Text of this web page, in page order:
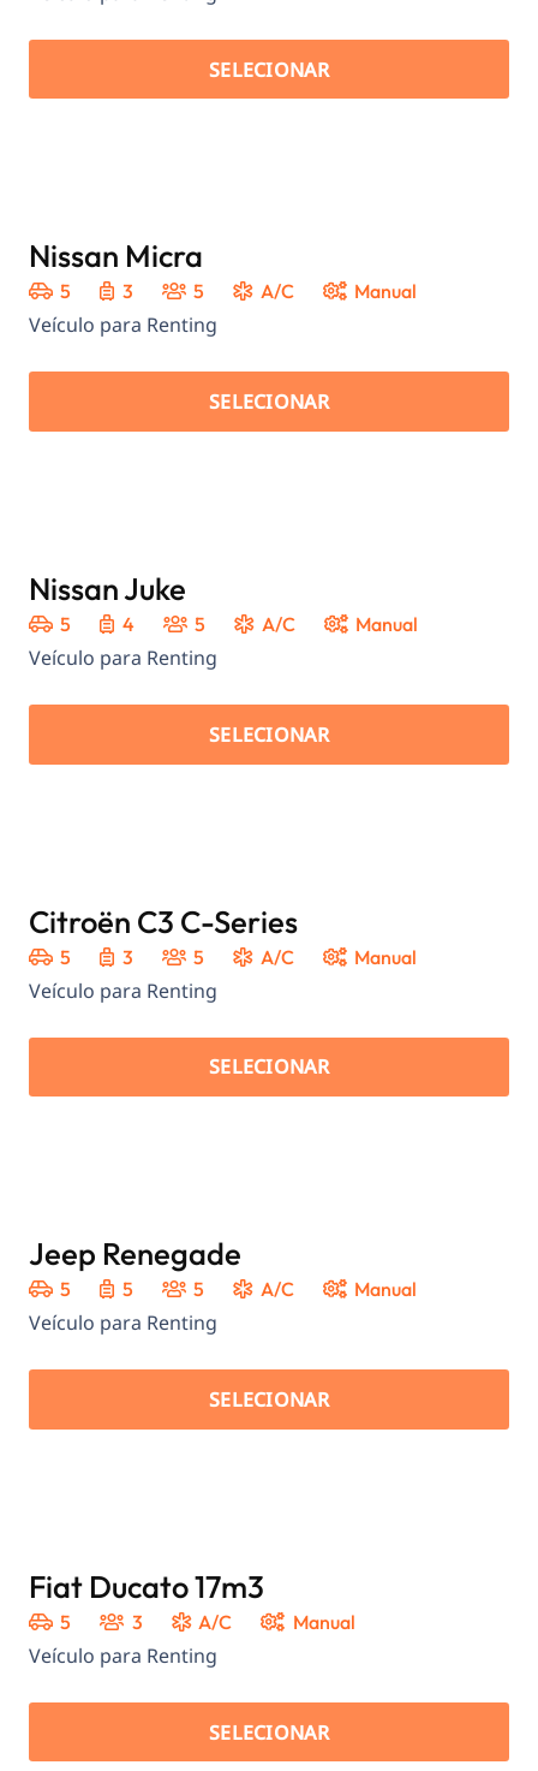
SELECIONAR
Nissan Micra
5 3 5 A/C Manual
Veículo para Renting
SELECIONAR
Nissan Juke
5 4 5 A/C Manual
Veículo para Renting
SELECIONAR
Citroën C3 C-Series
5 3 5 A/C Manual
Veículo para Renting
SELECIONAR
Jeep Renegade
5 5 5 A/C Manual
Veículo para Renting
SELECIONAR
Fiat Ducato 17m3
5 3 A/C Manual
Veículo para Renting
SELECIONAR